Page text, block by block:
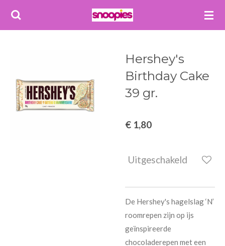
Ga
Hershey's
Birthday Cake
39 gr.
€ 1,80
Uitgeschakeld
De Hershey's hagelslag ‘N’
roomrepen zijn op ijs
geïnspireerde
chocoladerepen met een